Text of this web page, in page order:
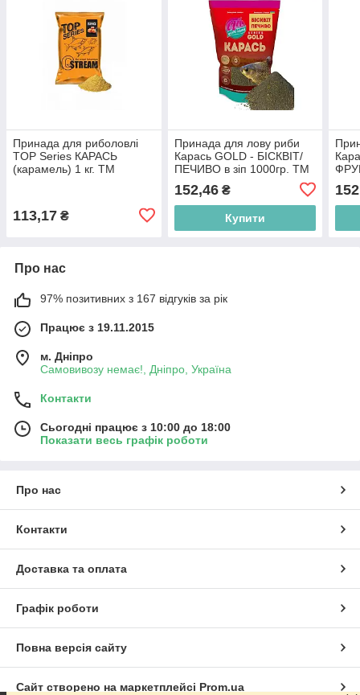
Принада для риболовлі
TOP Series КАРАСЬ
(карамель) 1 кг. ТМ
113,17 ₴
Принада для лову риби
Карась GOLD - БІСКВІТ/
ПЕЧИВО в зіп 1000гр. ТМ
152,46₴
Купити
Про нас
97% позитивних з 167 відгуків за рік
Працює з 19.11.2015
м. Дніпро
Самовивозу немає!, Дніпро, Україна
Контакти
Сьогодні працює з 10:00 до 18:00
Показати весь графік роботи
Про нас
Контакти
Доставка та оплата
Графік роботи
Повна версія сайту
Сайт створено на маркетплейсі Prom.ua